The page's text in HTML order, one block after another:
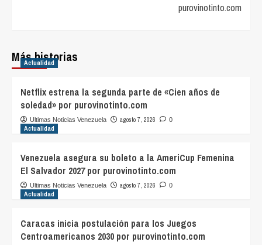
purovinotinto.com
Más historias
Actualidad
Netflix estrena la segunda parte de «Cien años de
soledad» por purovinotinto.com
Ultimas Noticias Venezuela agosto 7, 2026 0
Actualidad
Venezuela asegura su boleto a la AmeriCup Femenina
El Salvador 2027 por purovinotinto.com
Ultimas Noticias Venezuela agosto 7, 2026 0
Actualidad
Caracas inicia postulación para los Juegos
Centroamericanos 2030 por purovinotinto.com